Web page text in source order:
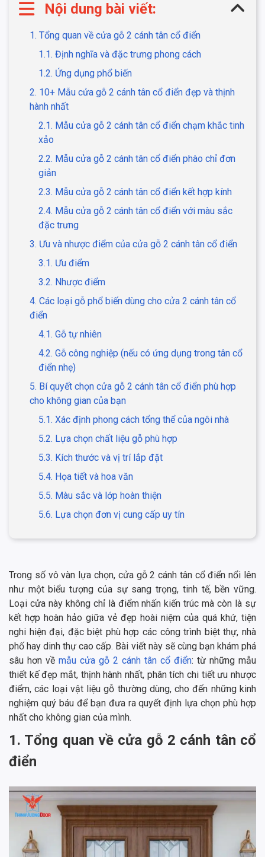
Nội dung bài viết:
1. Tổng quan về cửa gỗ 2 cánh tân cổ điển
1.1. Định nghĩa và đặc trưng phong cách
1.2. Ứng dụng phổ biến
2. 10+ Mẫu cửa gỗ 2 cánh tân cổ điển đẹp và thịnh
hành nhất
2.1. Mẫu cửa gỗ 2 cánh tân cổ điển chạm khắc tinh
xảo
2.2. Mẫu cửa gỗ 2 cánh tân cổ điển phào chỉ đơn
giản
2.3. Mẫu cửa gỗ 2 cánh tân cổ điển kết hợp kính
2.4. Mẫu cửa gỗ 2 cánh tân cổ điển với màu sắc
đặc trưng
3. Ưu và nhược điểm của cửa gỗ 2 cánh tân cổ điển
3.1. Ưu điểm
3.2. Nhược điểm
4. Các loại gỗ phổ biến dùng cho cửa 2 cánh tân cổ
điển
4.1. Gỗ tự nhiên
4.2. Gỗ công nghiệp (nếu có ứng dụng trong tân cổ
điển nhẹ)
5. Bí quyết chọn cửa gỗ 2 cánh tân cổ điển phù hợp
cho không gian của bạn
5.1. Xác định phong cách tổng thể của ngôi nhà
5.2. Lựa chọn chất liệu gỗ phù hợp
5.3. Kích thước và vị trí lắp đặt
5.4. Họa tiết và hoa văn
5.5. Màu sắc và lớp hoàn thiện
5.6. Lựa chọn đơn vị cung cấp uy tín
Trong số vô vàn lựa chọn, cửa gỗ 2 cánh tân cổ điển nổi lên
như một biểu tượng của sự sang trọng, tinh tế, bền vững.
Loại cửa này không chỉ là điểm nhấn kiến trúc mà còn là sự
kết hợp hoàn hảo giữa vẻ đẹp hoài niệm của quá khứ, tiện
nghi hiện đại, đặc biệt phù hợp các công trình biệt thự, nhà
phố hay dinh thự cao cấp. Bài viết này sẽ cùng bạn khám phá
sâu hơn về mẫu cửa gỗ 2 cánh tân cổ điển: từ những mẫu
thiết kế đẹp mắt, thịnh hành nhất, phân tích chi tiết ưu nhược
điểm, các loại vật liệu gỗ thường dùng, cho đến những kinh
nghiệm quý báu để bạn đưa ra quyết định lựa chọn phù hợp
nhất cho không gian của mình.
1. Tổng quan về cửa gỗ 2 cánh tân cổ
điển